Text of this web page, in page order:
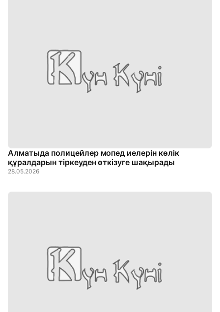
Алматыда полицейлер мопед иелерін көлік
құралдарын тіркеуден өткізуге шақырады
28.05.2026